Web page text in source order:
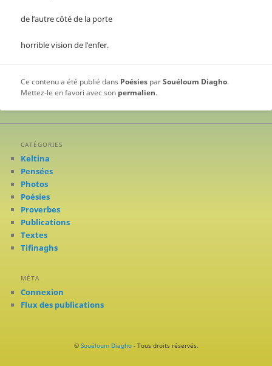
de l’autre côté de la porte
horrible vision de l’enfer.
Ce contenu a été publié dans Poésies parSouéloum Diagho.
Mettez-le en favori avec son permalien.
CATÉGORIES
Keltina
Pensées
Photos
Poésies
Proverbes
Publications
Textes
Tifinaghs
MÉTA
Connexion
Flux des publications
© Souéloum Diagho- Tous droits réservés.